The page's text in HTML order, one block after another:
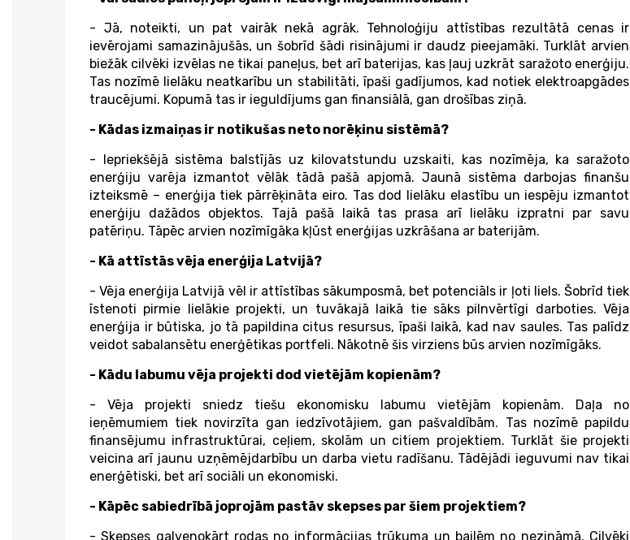
- Jā, noteikti, un pat vairāk nekā agrāk. Tehnoloģiju attīstības rezultātā cenas ir
ievērojami samazinājušās, un šobrīd šādi risinājumi ir daudz pieejamāki. Turklāt arvien
biežāk cilvēki izvēlas ne tikai paneļus, bet arī baterijas, kas ļauj uzkrāt saražoto enerģiju.
Tas nozīmē lielāku neatkarību un stabilitāti, īpaši gadījumos, kad notiek elektroapgādes
traucējumi. Kopumā tas ir ieguldījums gan finansiālā, gan drošības ziņā.
- Kādas izmaiņas ir notikušas neto norēķinu sistēmā?
- Iepriekšējā sistēma balstījās uz kilovatstundu uzskaiti, kas nozīmēja, ka saražoto
enerģiju varēja izmantot vēlāk tādā pašā apjomā. Jaunā sistēma darbojas finanšu
izteiksmē – enerģija tiek pārrēķināta eiro. Tas dod lielāku elastību un iespēju izmantot
enerģiju dažādos objektos. Tajā pašā laikā tas prasa arī lielāku izpratni par savu
patēriņu. Tāpēc arvien nozīmīgāka kļūst enerģijas uzkrāšana ar baterijām.
- Kā attīstās vēja enerģija Latvijā?
- Vēja enerģija Latvijā vēl ir attīstības sākumposmā, bet potenciāls ir ļoti liels. Šobrīd tiek
īstenoti pirmie lielākie projekti, un tuvākajā laikā tie sāks pilnvērtīgi darboties. Vēja
enerģija ir būtiska, jo tā papildina citus resursus, īpaši laikā, kad nav saules. Tas palīdz
veidot sabalansētu enerģētikas portfeli. Nākotnē šis virziens būs arvien nozīmīgāks.
- Kādu labumu vēja projekti dod vietējām kopienām?
- Vēja projekti sniedz tiešu ekonomisku labumu vietējām kopienām. Daļa no
ieņēmumiem tiek novirzīta gan iedzīvotājiem, gan pašvaldībām. Tas nozīmē papildu
finansējumu infrastruktūrai, ceļiem, skolām un citiem projektiem. Turklāt šie projekti
veicina arī jaunu uzņēmējdarbību un darba vietu radīšanu. Tādējādi ieguvumi nav tikai
enerģētiski, bet arī sociāli un ekonomiski.
- Kāpēc sabiedrībā joprojām pastāv skepses par šiem projektiem?
- Skepses galvenokārt rodas no informācijas trūkuma un bailēm no nezināmā. Cilvēki